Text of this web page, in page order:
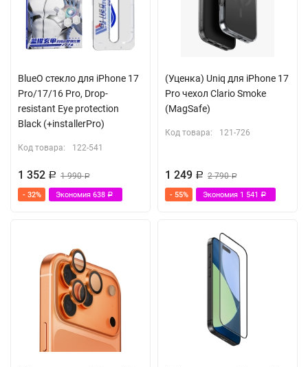
производителя.
Ударопрочный
BlueO стекло для iPhone 17
Pro/17/16 Pro, Drop-
resistant Eye protection
Black (+installerPro)
Код товара: 122-541
1 352 Р 1 990Р
- 32% Экономия 638 Р
(Уценка) Uniq для iPhone 17
Pro чехол Clario Smoke
(MagSafe)
Код товара: 121-726
1 249 Р 2 790Р
- 55% Экономия 1 541 Р